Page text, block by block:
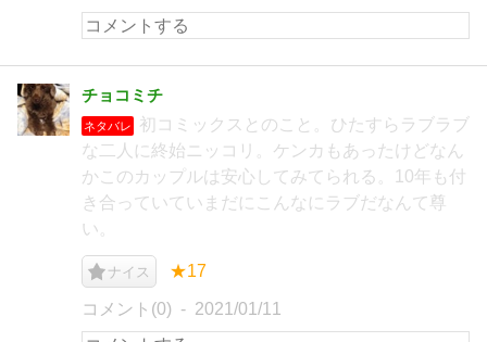
チョコミチ
ネタバレ
初コミックスとのこと。ひたすらラブラブ
な二人に終始ニッコリ。ケンカもあったけどなん
かこのカップルは安心してみてられる。10年も付
き合っていていまだにこんなにラブだなんて尊
い。
ナイス ★17
コメント(0) 2021/01/11